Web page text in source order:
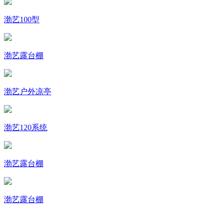
渤艺100型
渤艺露台棚
渤艺户外凉亭
渤艺120系统
渤艺露台棚
渤艺露台棚